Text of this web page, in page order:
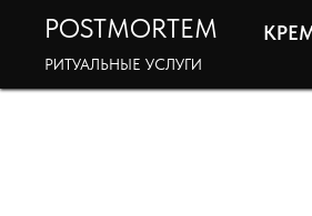
POSTMORTEM
РИТУАЛЬНЫЕ УСЛУГИ